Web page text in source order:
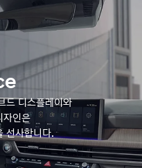
드 디스플레이와
자인은
선사합니다.